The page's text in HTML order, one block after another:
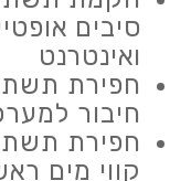
סיבים
ואינטרנט
חפירת
חיבור
חפירת
קווי מים